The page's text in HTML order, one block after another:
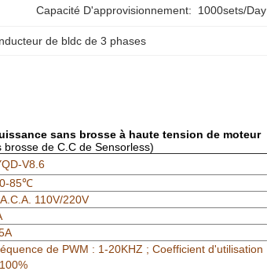
Capacité D'approvisionnement: 1000sets/day
de bldc de 3 phases
sans brosse à haute tension de moteur
de C.C de Sensorless)
V8.6
85℃
110V/220V
de PWM : 1-20KHZ ; Coefficient d'utilisation